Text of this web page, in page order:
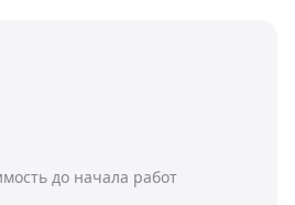
до начала работ